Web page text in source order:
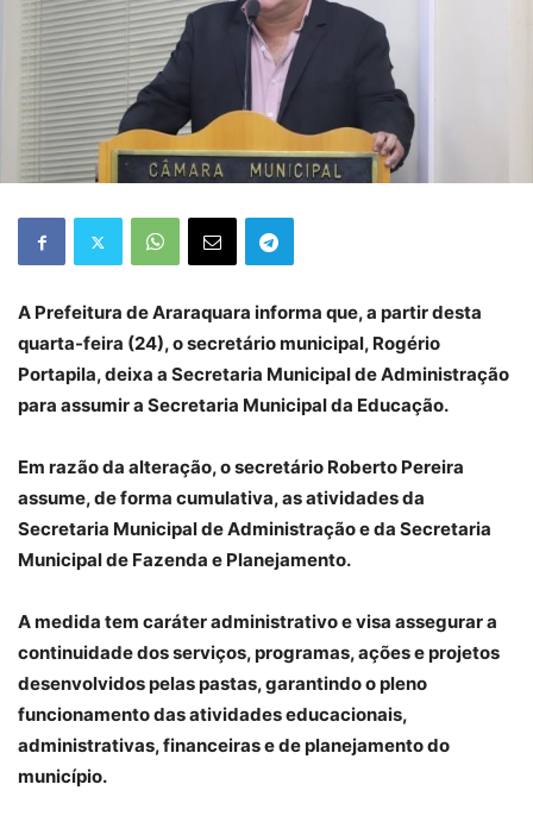
A Prefeitura de Araraquara informa que, a partir desta
quarta-feira (24), o secretário municipal, Rogério
Portapila, deixa a Secretaria Municipal de Administração
para assumir a Secretaria Municipal da Educação.
Em razão da alteração, o secretário Roberto Pereira
assume, de forma cumulativa, as atividades da
Secretaria Municipal de Administração e da Secretaria
Municipal de Fazenda e Planejamento.
A medida tem caráter administrativo e visa assegurar a
continuidade dos serviços, programas, ações e projetos
desenvolvidos pelas pastas, garantindo o pleno
funcionamento das atividades educacionais,
administrativas, financeiras e de planejamento do
município.